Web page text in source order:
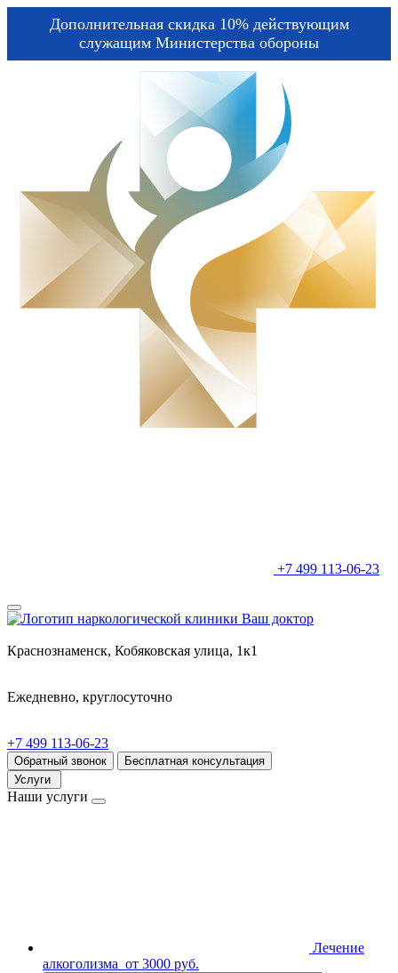
Дополнительная скидка 10% действующим
служащим Министерства обороны
+7 499 113-06-23
Краснознаменск, Кобяковская улица, 1к1
Ежедневно, круглосуточно
+7 499 113-06-23
Обратный звонок
Бесплатная консультация
Услуги
Наши услуги
Лечение
алкоголизма от 3000 руб.